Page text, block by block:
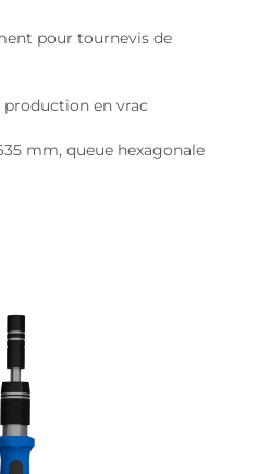
pour tournevis de
en vrac
mm, queue hexagonale